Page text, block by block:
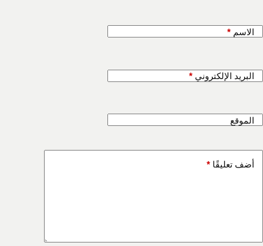
الاسم *
البريد الإلكتروني *
الموقع
أضف تعليقًا *